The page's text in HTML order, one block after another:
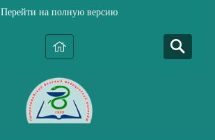
Перейти на полную версию